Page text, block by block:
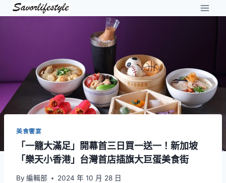
Skip
美食饗宴
「一籠大滿足」開幕首三日買一送一！新加坡
「樂天小香港」台灣首店插旗大巨蛋美食街
By 編輯部 2024 年 10 月 28 日